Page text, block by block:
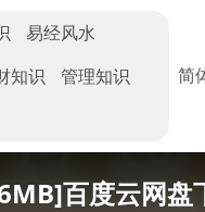
易经风水
知识
管理知识
百度云网盘